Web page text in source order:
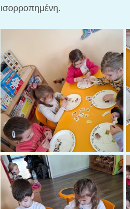
ισορροπημένη.